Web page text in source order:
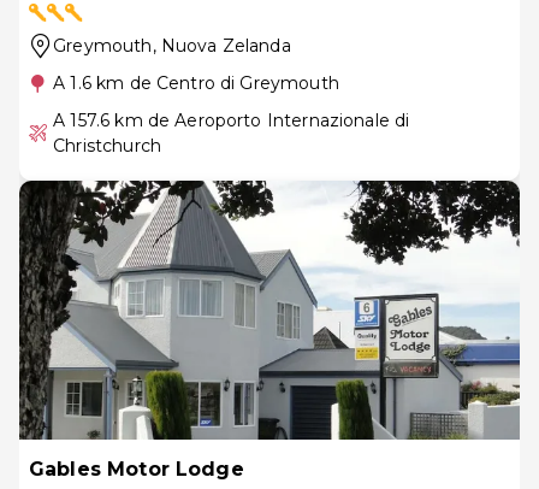
Greymouth, Nuova Zelanda
A 1.6 km de Centro di Greymouth
A 157.6 km de Aeroporto Internazionale di
Christchurch
Gables Motor Lodge